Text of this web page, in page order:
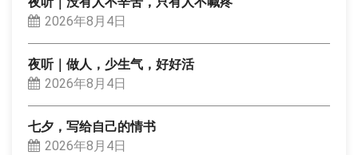
2026年8月4日
夜听｜做人，少生气，好好活
2026年8月4日
七夕，写给自己的情书
2026年8月4日